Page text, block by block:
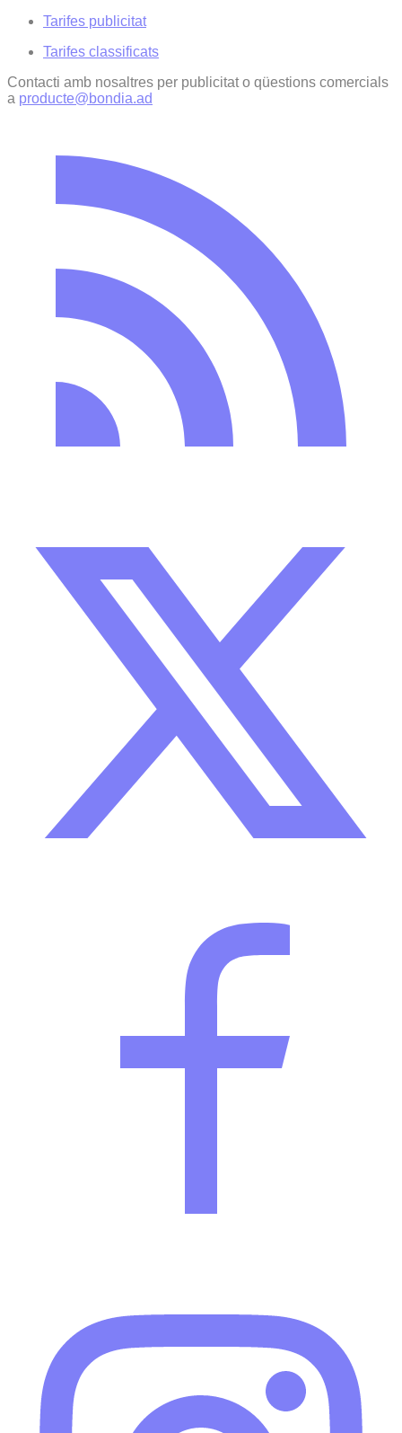
Tarifes publicitat
Tarifes classificats
Contacti amb nosaltres per publicitat o qüestions comercials
a producte@bondia.ad